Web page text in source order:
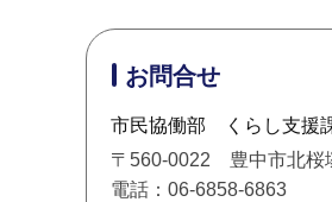
お問合せ
市民協働部 くらし支援
〒560-0022 豊中市北桜
電話：06-6858-6863